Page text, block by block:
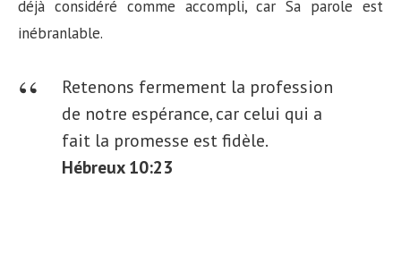
déjà considéré comme accompli, car Sa parole est
inébranlable.
Retenons fermement la profession
de notre espérance, car celui qui a
fait la promesse est fidèle.
Hébreux 10:23